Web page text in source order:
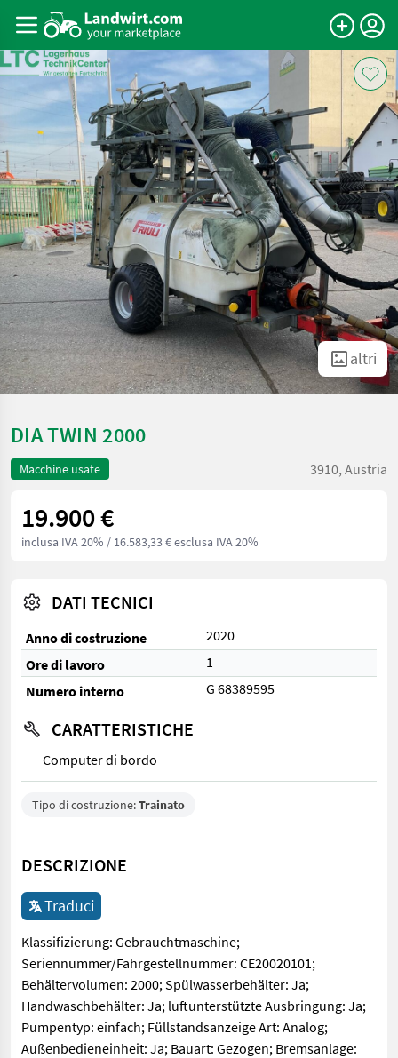
altri
DIA TWIN 2000
Macchine usate 3910, Austria
19.900 €
inclusa IVA 20% / 16.583,33 € esclusa IVA 20%
DATI TECNICI
Anno di costruzione
2020
Ore di lavoro
1
Numero interno
G 68389595
CARATTERISTICHE
Computer di bordo
Tipo di costruzione:Trainato
DESCRIZIONE
Traduci
Klassifizierung: Gebrauchtmaschine;
Seriennummer/Fahrgestellnummer: CE20020101;
Behältervolumen: 2000; Spülwasserbehälter: Ja;
Handwaschbehälter: Ja; luftunterstützte Ausbringung: Ja;
Pumpentyp: einfach; Füllstandsanzeige Art: Analog;
Außenbedieneinheit: Ja; Bauart: Gezogen; Bremsanlage: